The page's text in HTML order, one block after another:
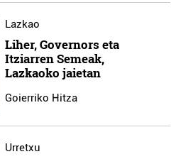
Lazkao
Liher, Governors eta
Itziarren Semeak,
Lazkaoko jaietan
Goierriko Hitza
Urretxu